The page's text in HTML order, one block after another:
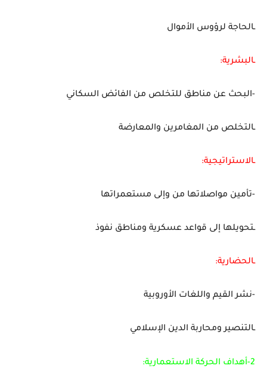
ـالحاجة لرؤوس الأموال
ـالبشرية:
-البحث عن مناطق للتخلص من الفائض السكاني
ـالتخلص من المغامرين والمعارضة
ـالاستراتيجية:
-تأمين مواصلاتها من وإلى مستعمراتها
ـتحويلها إلى قواعد عسكرية ومناطق نفوذ
ـالحضارية:
-نشر القيم واللغات الأوروبية
ـالتنصير ومحاربة الدين الإسلامي
2-أهداف الحركة الاستعمارية: